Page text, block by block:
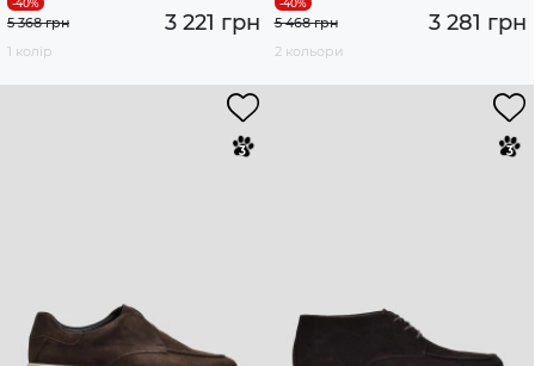
3 221 грн
5 368 грн
1 колір
3 281 грн
5 468 грн
2 кольори